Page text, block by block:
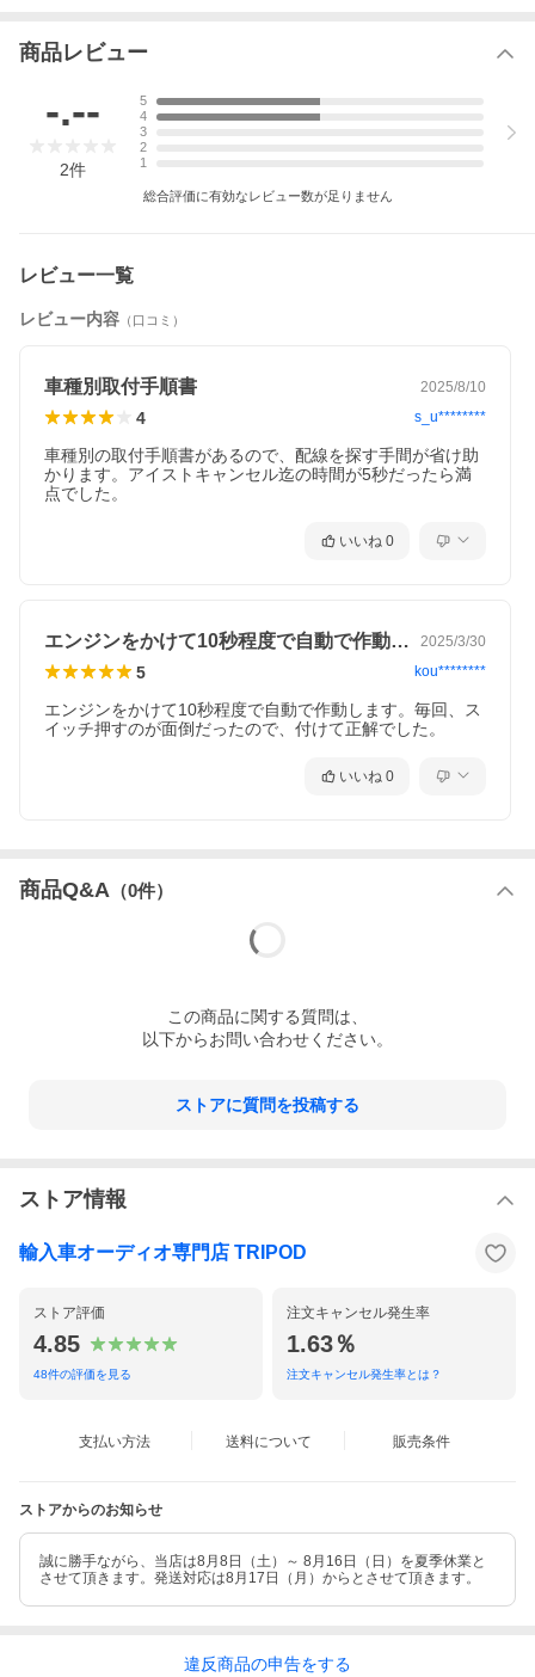
・本取付説明書に記載の内容及び仕様は、改良の為予告な
・取り付け、 使用に関しては正しい知識、 技術が必要で
す。
誤った配線や使用方法による車輌の破損、故障、事故等
が発生しても当店では一切責任を負いません。
商品レビュー
-.--
2件
5
4
3
2
1
総合評価に有効なレビュー数が足りません
レビュー一覧
レビュー内容 （口コミ）
車種別取付手順書 2025/8/10
4 s_u********
車種別の取付手順書があるので、配線を探す手間が省け助
かります。アイストキャンセル迄の時間が5秒だったら満
点でした。
いいね 0
エンジンをかけて10秒程度で自動で作動… 2025/3/30
5 kou********
エンジンをかけて10秒程度で自動で作動します。毎回、ス
イッチ押すのが面倒だったので、付けて正解でした。
いいね 0
商品Q&A （0件）
この商品に関する質問は、
以下からお問い合わせください。
ストアに質問を投稿する
ストア情報
輸入車オーディオ専門店 TRIPOD
ストア評価
4.85
48件の評価を見る
注文キャンセル発生率
1.63％
注文キャンセル発生率とは？
支払い方法 送料について 販売条件
ストアからのお知らせ
誠に勝手ながら、当店は8月8日（土）～ 8月16日（日）を夏季休業と
させて頂きます。発送対応は8月17日（月）からとさせて頂きます。
違反商品の申告をする